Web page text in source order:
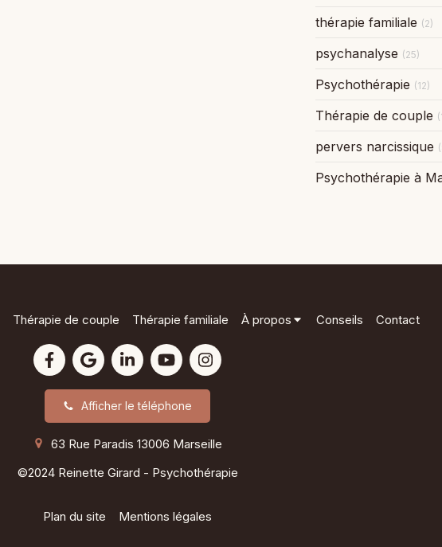
thérapie familiale (2)
psychanalyse (25)
Psychothérapie (12)
Thérapie de couple
pervers narcissique
Psychothérapie à
Thérapie de couple Thérapie familiale À propos Conseils Contact
Afficher le téléphone
63 Rue Paradis 13006 Marseille
©2024 Reinette Girard - Psychothérapie
Plan du site Mentions légales